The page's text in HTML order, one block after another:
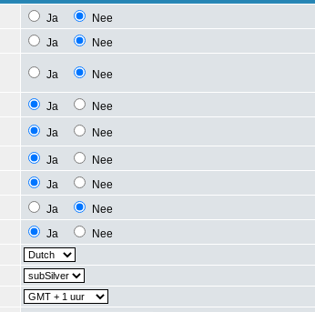
Ja
Nee
Ja
Nee
Ja Nee
Ja
Nee
Ja
Nee
Ja
Nee
Ja
Nee
Ja
Nee
Ja
Nee